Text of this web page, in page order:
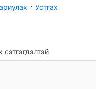
· Устгах